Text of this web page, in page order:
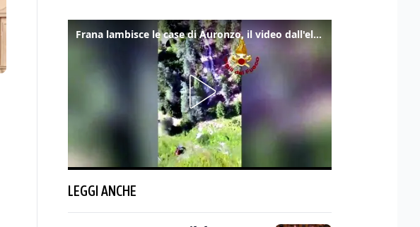
Frana lambisce le case di Auronzo, il video dall'elicottero dei vigili del fuoco
LEGGI ANCHE